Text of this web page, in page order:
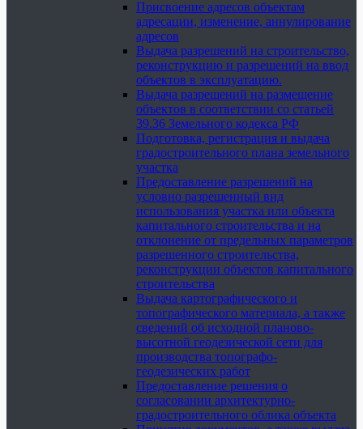
Присвоение адресов объектам
адресации, изменение, аннулирование
адресов
Выдача разрешений на строительство,
реконструкцию и разрешений на ввод
объектов в эксплуатацию.
Выдача разрешений на размещение
объектов в соответствии со статьей
39.36 Земельного кодекса РФ
Подготовка, регистрация и выдача
градостроительного плана земельного
участка
Предоставление разрешений на
условно разрешенный вид
использования участка или объекта
капитального строительства и на
отклонение от предельных параметров
разрешенного строительства,
реконструкции объектов капитального
строительства
Выдача картографического и
топографического материала, а также
сведений об исходной планово-
высотной геодезической сети для
производства топографо-
геодезических работ
Предоставление решения о
согласовании архитектурно-
градостроительного облика объекта